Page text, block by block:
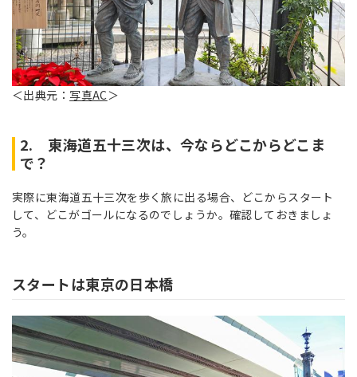
＜出典元： 写真AC＞
2. 東海道五十三次は、今ならどこからどこま
で？
実際に東海道五十三次を歩く旅に出る場合、どこからスタート
して、どこがゴールになるのでしょうか。確認しておきましょ
う。
スタートは東京の日本橋